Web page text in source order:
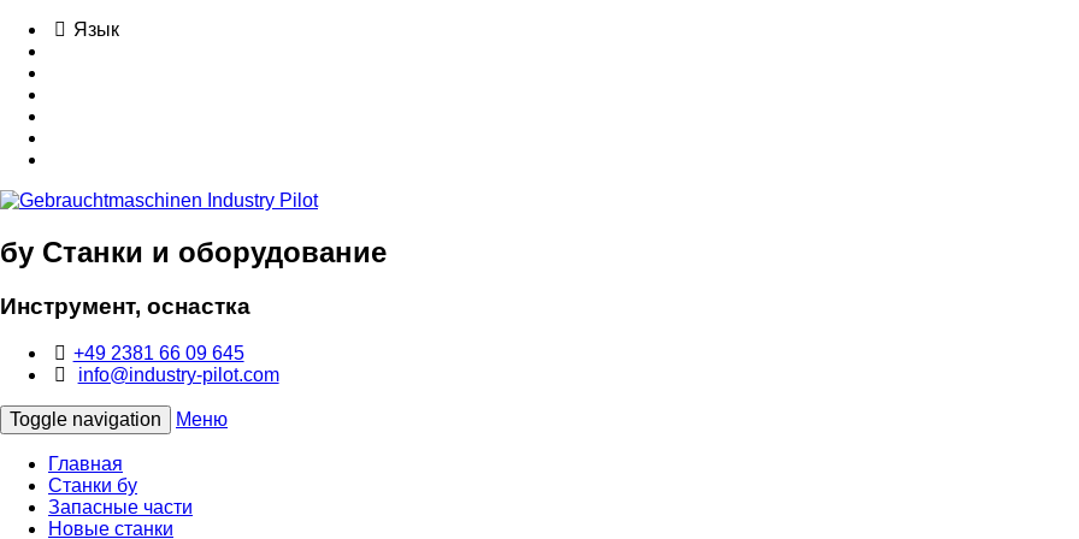
Язык
бу Станки и оборудование
Инструмент, оснастка
+49 2381 66 09 645
info@industry-pilot.com
Toggle navigation Меню
Главная
Станки бу
Запасные части
Новые станки